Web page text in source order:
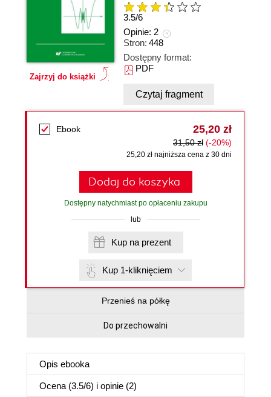
Zajrzyj do książki
3.5/6
Opinie: 2
Stron: 448
Dostępny format:
PDF
Czytaj fragment
Ebook 25,20 zł
31,50 zł (-20%)
25,20 zł najniższa cena z 30 dni
Dodaj do koszyka
Dostępny natychmiast po opłaceniu zakupu
lub
Kup na prezent
Kup 1-kliknięciem
Przenieś na półkę
Do przechowalni
Opis ebooka
Ocena (3.5/6) i opinie (2)